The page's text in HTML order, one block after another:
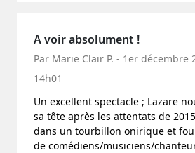
A voir absolument !
Par Marie Clair P. - 1er décembre
14h01
Un excellent spectacle ; Lazare
sa tête après les attentats de
dans un tourbillon onirique et
de comédiens/musiciens/